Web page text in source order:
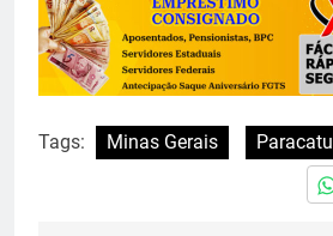
Tags: Minas Gerais Paracatu